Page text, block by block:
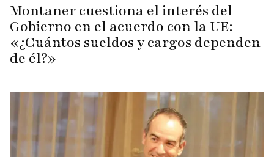
Montaner cuestiona el interés del
Gobierno en el acuerdo con la UE:
«¿Cuántos sueldos y cargos dependen
de él?»